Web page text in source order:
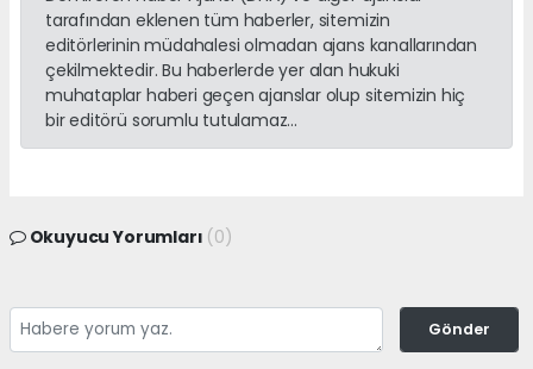
tarafından eklenen tüm haberler, sitemizin
editörlerinin müdahalesi olmadan ajans kanallarından
çekilmektedir. Bu haberlerde yer alan hukuki
muhataplar haberi geçen ajanslar olup sitemizin hiç
bir editörü sorumlu tutulamaz...
Okuyucu Yorumları (0)
Gönder